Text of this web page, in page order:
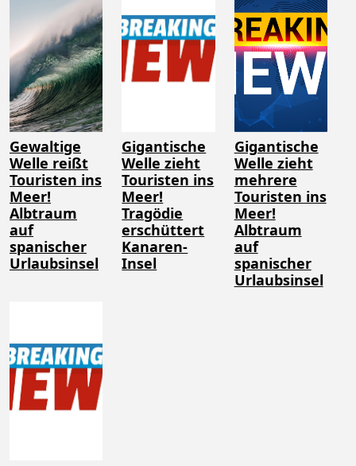
Gewaltige
Welle reißt
Touristen ins
Meer!
Albtraum
auf
spanischer
Urlaubsinsel
Gigantische
Welle zieht
Touristen ins
Meer!
Tragödie
erschüttert
Kanaren-
Insel
Gigantische
Welle zieht
mehrere
Touristen ins
Meer!
Albtraum
auf
spanischer
Urlaubsinsel